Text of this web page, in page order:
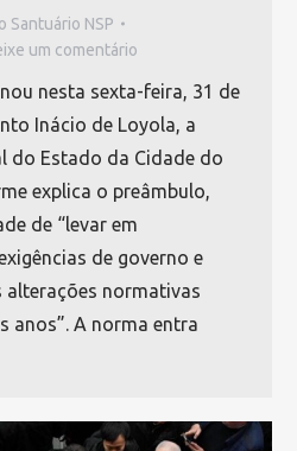
Santuário NSP
um comentário
nesta sexta-feira, 31 de
Inácio de Loyola, a
do Estado da Cidade do
explica o preâmbulo,
de “levar em
de governo e
normativas
anos”. A norma entra